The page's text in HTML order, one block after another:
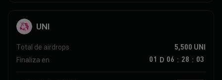
UNI
Total de airdrops 5,500 UNI
Finaliza en
01 D 06 : 28 : 03